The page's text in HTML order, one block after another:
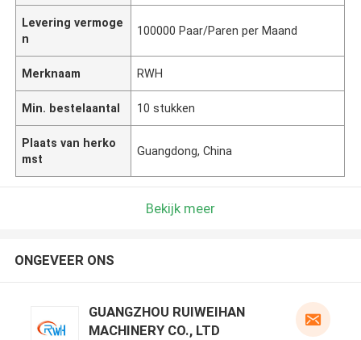
Levering vermoge
n
100000 Paar/Paren per Maand
Merknaam RWH
Min. bestelaantal 10 stukken
Plaats van herko
mst
Guangdong, China
Bekijk meer
ONGEVEER ONS
GUANGZHOU RUIWEIHAN
MACHINERY CO., LTD